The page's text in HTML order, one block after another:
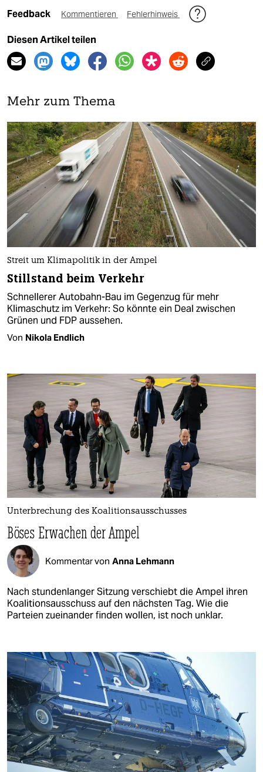
Feedback Kommentieren Fehlerhinweis
Diesen Artikel teilen
Mehr zum Thema
Streit um Klimapolitik in der Ampel
Stillstand beim Verkehr
Schnellerer Autobahn-Bau im Gegenzug für mehr
Klimaschutz im Verkehr: So könnte ein Deal zwischen
Grünen und FDP aussehen.
Von Nikola Endlich
Unterbrechung des Koalitionsausschusses
Böses Erwachen der Ampel
Kommentar von Anna Lehmann
Nach stundenlanger Sitzung verschiebt die Ampel ihren
Koalitionsausschuss auf den nächsten Tag. Wie die
Parteien zueinander finden wollen, ist noch unklar.